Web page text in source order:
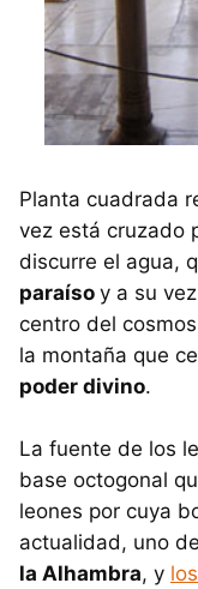
Planta cuadrada
vez está cruzado
discurre el agua,
paraíso y a su vez
centro del
la montaña que
poder divino.
La fuente de los
base octogonal
leones por cuya
actualidad, uno
la Alhambra, y